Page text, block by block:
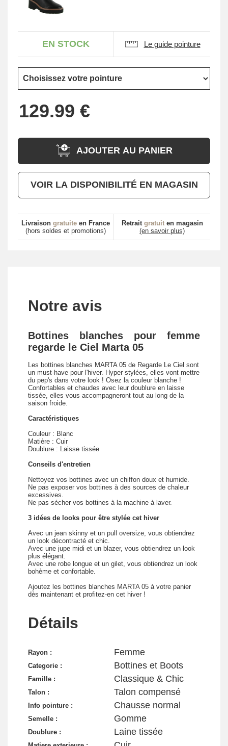
EN STOCK Le guide pointure
AJOUTER AU PANIER
VOIR LA DISPONIBILITÉ EN MAGASIN
Livraison gratuite en France
(hors soldes et promotions)
Retrait gratuiten magasin
(en savoir plus)
Notre avis
Bottines blanches pour femme
regarde le Ciel Marta 05
Les bottines blanches MARTA 05 de Regarde Le Ciel sont
un must-have pour l'hiver. Hyper stylées, elles vont mettre
du pep's dans votre look ! Osez la couleur blanche !
Confortables et chaudes avec leur doublure en laisse
tissée, elles vous accompagneront tout au long de la
saison froide.
Caractéristiques
Couleur : Blanc
Matière : Cuir
Doublure : Laisse tissée
Conseils d'entretien
Nettoyez vos bottines avec un chiffon doux et humide.
Ne pas exposer vos bottines à des sources de chaleur
excessives.
Ne pas sécher vos bottines à la machine à laver.
3 idées de looks pour être stylée cet hiver
Avec un jean skinny et un pull oversize, vous obtiendrez
un look décontracté et chic.
Avec une jupe midi et un blazer, vous obtiendrez un look
plus élégant.
Avec une robe longue et un gilet, vous obtiendrez un look
bohème et confortable.
Ajoutez les bottines blanches MARTA 05 à votre panier
dès maintenant et profitez-en cet hiver !
Détails
Rayon : Femme
Categorie : Bottines et Boots
Famille : Classique & Chic
Talon : Talon compensé
Info pointure : Chausse normal
Semelle : Gomme
Doublure : Laine tissée